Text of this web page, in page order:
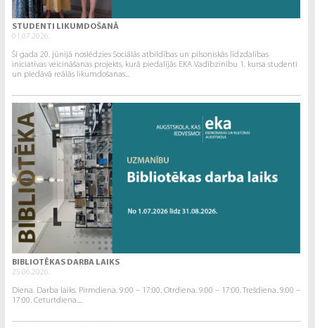
STUDENTI LIKUMDOŠANĀ
01.07.2026.
Šī gada 20. jūnijā noslēdzies Sociālās atbildības un pilsoniskās līdzdalības
iniciatīvas veicināšanas projekts, kurā piedalījās EKA Vadībzinību 1. kursa studenti
un piedāvā reālās likumdošanas...
BIBLIOTĒKAS DARBA LAIKS
25.06.2026.
Diena. Darba laiks. Pirmdiena. 9:00 – 17:00. Otrdiena. 9:00 – 17:00. Trešdiena. 9:00 –
17:00. Ceturtdiena....